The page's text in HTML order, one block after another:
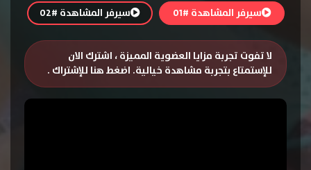
سيرفر المشاهدة #01 سيرفر المشاهدة #02
لا تفوت تجربة مزايا العضوية المميزة ، اشترك الان
للإستمتاع بتجربة مشاهدة خيالية. اضغط هنا للإشتراك .